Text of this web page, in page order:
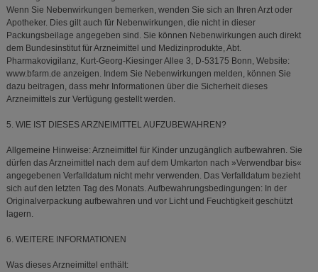
Wenn Sie Nebenwirkungen bemerken, wenden Sie sich an Ihren Arzt oder
Apotheker. Dies gilt auch für Nebenwirkungen, die nicht in dieser
Packungsbeilage angegeben sind. Sie können Nebenwirkungen auch direkt
dem Bundesinstitut für Arzneimittel und Medizinprodukte, Abt.
Pharmakovigilanz, Kurt-Georg-Kiesinger Allee 3, D-53175 Bonn, Website:
www.bfarm.de anzeigen. Indem Sie Nebenwirkungen melden, können Sie
dazu beitragen, dass mehr Informationen über die Sicherheit dieses
Arzneimittels zur Verfügung gestellt werden.
5. WIE IST DIESES ARZNEIMITTEL AUFZUBEWAHREN?
Allgemeine Hinweise: Arzneimittel für Kinder unzugänglich aufbewahren. Sie
dürfen das Arzneimittel nach dem auf dem Umkarton nach »Verwendbar bis«
angegebenen Verfalldatum nicht mehr verwenden. Das Verfalldatum bezieht
sich auf den letzten Tag des Monats. Aufbewahrungsbedingungen: In der
Originalverpackung aufbewahren und vor Licht und Feuchtigkeit geschützt
lagern.
6. WEITERE INFORMATIONEN
Was dieses Arzneimittel enthält: